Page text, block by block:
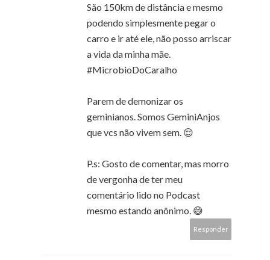
São 150km de distância e mesmo
podendo simplesmente pegar o
carro e ir até ele, não posso arriscar
a vida da minha mãe.
#MicrobioDoCaralho
Parem de demonizar os
geminianos. Somos GeminiAnjos
que vcs não vivem sem. 😌
P.s: Gosto de comentar, mas morro
de vergonha de ter meu
comentário lido no Podcast
mesmo estando anônimo. 😅
Responder